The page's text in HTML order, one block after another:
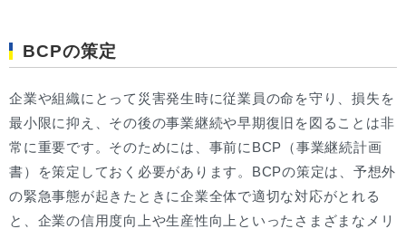
BCPの策定
企業や組織にとって災害発生時に従業員の命を守り、損失を
最小限に抑え、その後の事業継続や早期復旧を図ることは非
常に重要です。そのためには、事前にBCP（事業継続計画
書）を策定しておく必要があります。BCPの策定は、予想外
の緊急事態が起きたときに企業全体で適切な対応がとれる
と、企業の信用度向上や生産性向上といったさまざまなメリ